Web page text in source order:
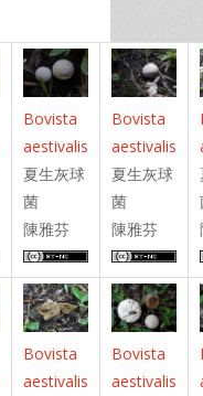
Bovista
aestivalis
夏生灰球
菌
陳雅芬
Bovista
aestivalis
夏生灰球
菌
陳雅芬
Bovista
aestivalis
Bovista
aestivalis